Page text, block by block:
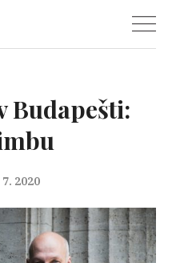
Budapešti:
7. 2020